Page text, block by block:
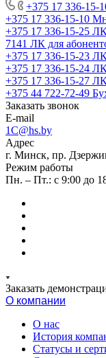
+375 17 336-15-
+375 17 336-15-10
+375 17 336-15-25
7141 ЛК для
+375 17 336-15-23
+375 17 336-15-24
+375 17 336-15-27
+375 44 722-72-49
Заказать звонок
E-mail
1C@hs.by
Адрес
г. Минск, пр.
Режим работы
Пн. – Пт.: с 9:00 до
Заказать
О компании
О нас
История
Статусы и